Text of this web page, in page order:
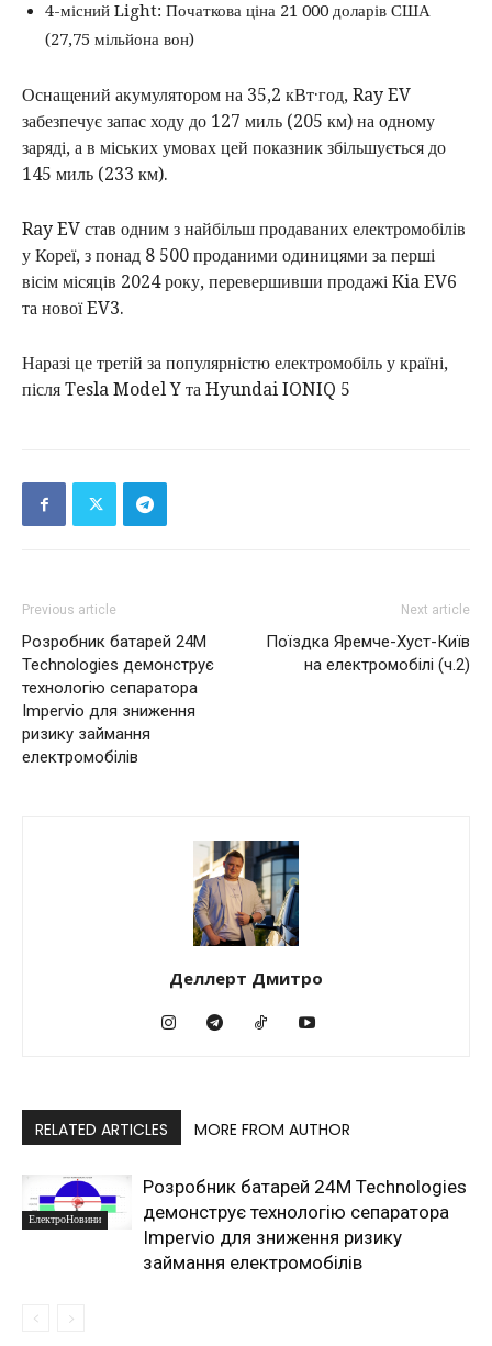
4-місний Light: Початкова ціна 21 000 доларів США
(27,75 мільйона вон)
Оснащений акумулятором на 35,2 кВт·год, Ray EV
забезпечує запас ходу до 127 миль (205 км) на одному
заряді, а в міських умовах цей показник збільшується до
145 миль (233 км).
Ray EV став одним з найбільш продаваних електромобілів
у Кореї, з понад 8 500 проданими одиницями за перші
вісім місяців 2024 року, перевершивши продажі Kia EV6
та нової EV3.
Наразі це третій за популярністю електромобіль у країні,
після Tesla Model Y та Hyundai IONIQ 5
Previous article
Розробник батарей 24M
Technologies демонструє
технологію сепаратора
Impervio для зниження
ризику займання
електромобілів
Next article
Поїздка Яремче-Хуст-Київ
на електромобілі (ч.2)
Деллерт Дмитро
RELATED ARTICLES MORE FROM AUTHOR
ЕлектроНовини
Розробник батарей 24M Technologies
демонструє технологію сепаратора
Impervio для зниження ризику
займання електромобілів